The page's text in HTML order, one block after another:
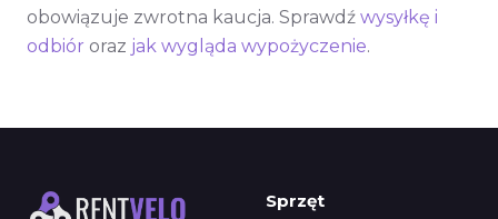
obowiązuje zwrotna kaucja. Sprawdź wysyłkę i
odbiór oraz jak wygląda wypożyczenie.
Sprzęt